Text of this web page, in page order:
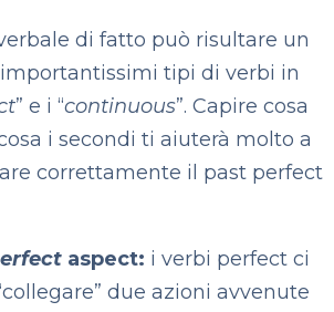
di fatto può risultare un
importantissimi tipi di verbi in
” e i “continuous”. Capire cosa
i secondi ti aiuterà molto a
correttamente il past perfect
aspect: i verbi perfect ci
due azioni avvenute